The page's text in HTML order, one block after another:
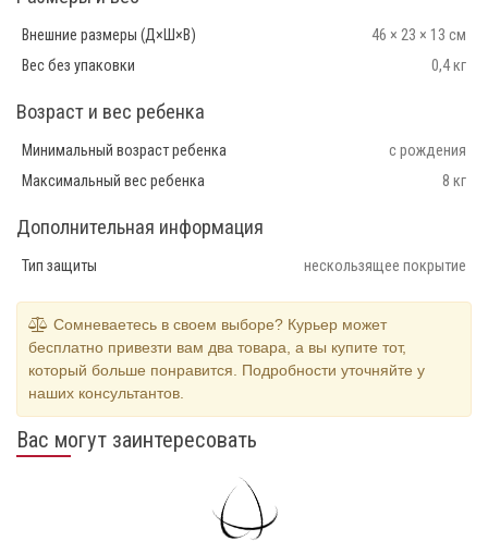
Внешние размеры (Д×Ш×В)
46 × 23 × 13 см
Вес без упаковки
0,4 кг
Возраст и вес ребенка
Минимальный возраст ребенка
с рождения
Максимальный вес ребенка
8 кг
Дополнительная информация
Тип защиты нескользящее покрытие
Сомневаетесь в своем выборе? Курьер может
бесплатно привезти вам два товара, а вы купите тот,
который больше понравится. Подробности уточняйте у
наших консультантов.
Вас могут заинтересовать